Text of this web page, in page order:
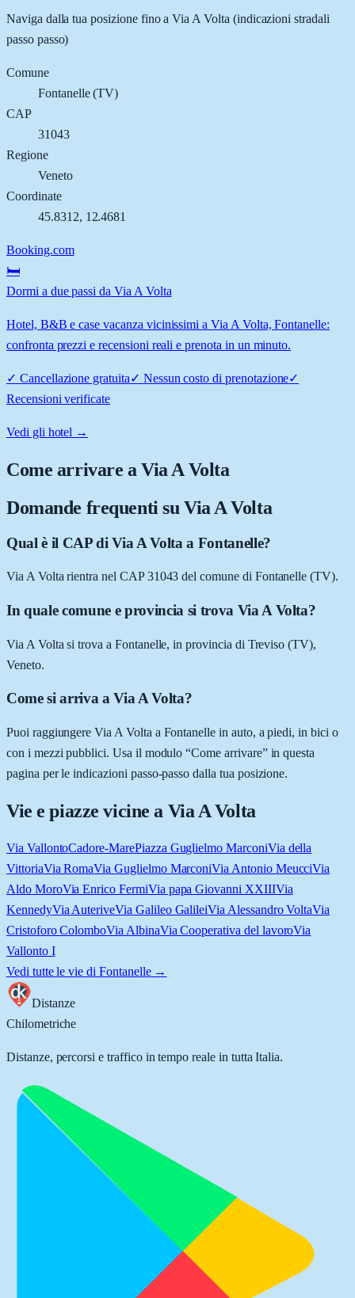
Naviga dalla tua posizione fino aVia A Volta (indicazioni stradali
passo passo)
Comune
Fontanelle(TV)
CAP
31043
Regione
Veneto
Coordinate
45.8312, 12.4681
Booking.com
🛏️
Dormi a due passi da Via A Volta
Hotel, B&B e case vacanza vicinissimi a Via A Volta, Fontanelle:
confronta prezzi e recensioni reali e prenota in un minuto.
✓ Cancellazione gratuita✓ Nessun costo di prenotazione✓
Recensioni verificate
Vedi gli hotel →
Come arrivare aVia A Volta
Domande frequenti su Via A Volta
Qual è il CAP di Via A Volta a Fontanelle?
Via A Volta rientra nel CAP 31043 del comune di Fontanelle (TV).
In quale comune e provincia si trova Via A Volta?
Via A Volta si trova a Fontanelle, in provincia di Treviso (TV),
Veneto.
Come si arriva a Via A Volta?
Puoi raggiungere Via A Volta a Fontanelle in auto, a piedi, in bici o
con i mezzi pubblici. Usa il modulo “Come arrivare” in questa
pagina per le indicazioni passo-passo dalla tua posizione.
Vie e piazze vicine a Via A Volta
Via VallontoCadore-MarePiazza Guglielmo MarconiVia della
VittoriaVia RomaVia Guglielmo MarconiVia Antonio MeucciVia
Aldo MoroVia Enrico FermiVia papa Giovanni XXIIIVia
KennedyVia AuteriveVia Galileo GalileiVia Alessandro VoltaVia
Cristoforo ColomboVia AlbinaVia Cooperativa del lavoroVia
Vallonto I
Vedi tutte le vie di Fontanelle→
Distanze
Chilometriche
Distanze, percorsi e traffico in tempo reale in tutta Italia.